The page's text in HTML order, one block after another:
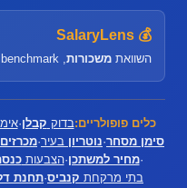
💰 SalaryLens
השוואתמשכורות
כלים פופולריים:בדוק קבלן·
סימן מסחר·נוטריון בעיר·מכרזים
·מחיר למשתכן·הצבעות
בתי מרקחת קנביס·תחנת